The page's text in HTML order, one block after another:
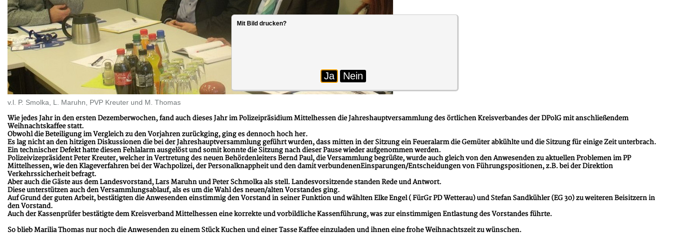
v.l. P. Smolka, L. Maruhn, PVP Kreuter und M. Thomas
Wie jedes Jahr in den ersten Dezemberwochen, fand auch dieses Jahr im Polizeipräsidium Mittelhessen die Jahreshauptversammlung des örtlichen Kreisverbandes der DPolG mit anschließendem
Weihnachtskaffee statt.
Obwohl die Beteiligung im Vergleich zu den Vorjahren zurückging, ging es dennoch hoch her.
Es lag nicht an den hitzigen Diskussionen die bei der Jahreshauptversammlung geführt wurden, dass mitten in der Sitzung ein Feueralarm die Gemüter abkühlte und die Sitzung für einige Zeit unterbrach.
Ein technischer Defekt hatte diesen Fehlalarm ausgelöst und somit konnte die Sitzung nach dieser Pause wieder aufgenommen werden.
Polizeivizepräsident Peter Kreuter, welcher in Vertretung des neuen Behördenleiters Bernd Paul, die Versammlung begrüßte, wurde auch gleich von den Anwesenden zu aktuellen Problemen im PP
Mittelhessen, wie den Klageverfahren bei der Wachpolizei, der Personalknappheit und den damit verbundenenEinsparungen/Entscheidungen von Führungspositionen, z.B. bei der Direktion
Verkehrssicherheit befragt.
Aber auch die Gäste aus dem Landesvorstand, Lars Maruhn und Peter Schmolka als stell. Landesvorsitzende standen Rede und Antwort.
Diese unterstützen auch den Versammlungsablauf, als es um die Wahl des neuen/alten Vorstandes ging.
Auf Grund der guten Arbeit, bestätigten die Anwesenden einstimmig den Vorstand in seiner Funktion und wählten Elke Engel ( FürGr PD Wetterau) und Stefan Sandkühler (EG 30) zu weiteren Beisitzern in
den Vorstand.
Auch der Kassenprüfer bestätigte dem Kreisverband Mittelhessen eine korrekte und vorbildliche Kassenführung, was zur einstimmigen Entlastung des Vorstandes führte.
So blieb Marilia Thomas nur noch die Anwesenden zu einem Stück Kuchen und einer Tasse Kaffee einzuladen und ihnen eine frohe Weihnachtszeit zu wünschen.
Mit Bild drucken?
Ja Nein